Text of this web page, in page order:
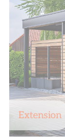
Extension